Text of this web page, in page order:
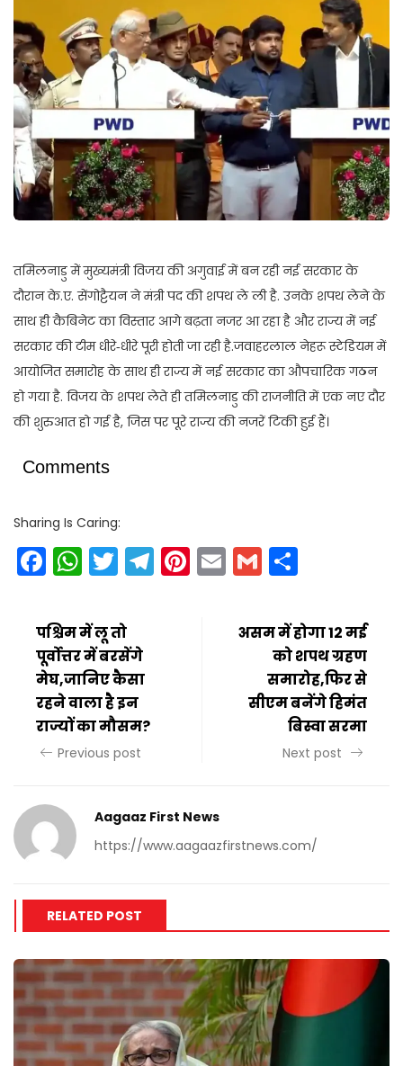
तमिलनाडु में मुख्यमंत्री विजय की अगुवाई में बन रही नई सरकार के
दौरान के.ए. सेंगोट्टैयन ने मंत्री पद की शपथ ले ली है. उनके शपथ लेने के
साथ ही कैबिनेट का विस्तार आगे बढ़ता नजर आ रहा है और राज्य में नई
सरकार की टीम धीरे‑धीरे पूरी होती जा रही है.जवाहरलाल नेहरू स्टेडियम में
आयोजित समारोह के साथ ही राज्य में नई सरकार का औपचारिक गठन
हो गया है. विजय के शपथ लेते ही तमिलनाडु की राजनीति में एक नए दौर
की शुरुआत हो गई है, जिस पर पूरे राज्य की नजरें टिकी हुई हैं।
Comments
Sharing Is Caring:
Facebook
WhatsApp
Twitter
Telegram
Pinterest
EmailGmail
पश्चिम में लू तो
पूर्वोत्तर में बरसेंगे
मेघ,जानिए कैसा
रहने वाला है इन
राज्यों का मौसम?
Previous post
असम में होगा 12 मई
को शपथ ग्रहण
समारोह,फिर से
सीएम बनेंगे हिमंत
बिस्वा सरमा
Next post
Aagaaz First News
https://www.aagaazfirstnews.com/
RELATED POST